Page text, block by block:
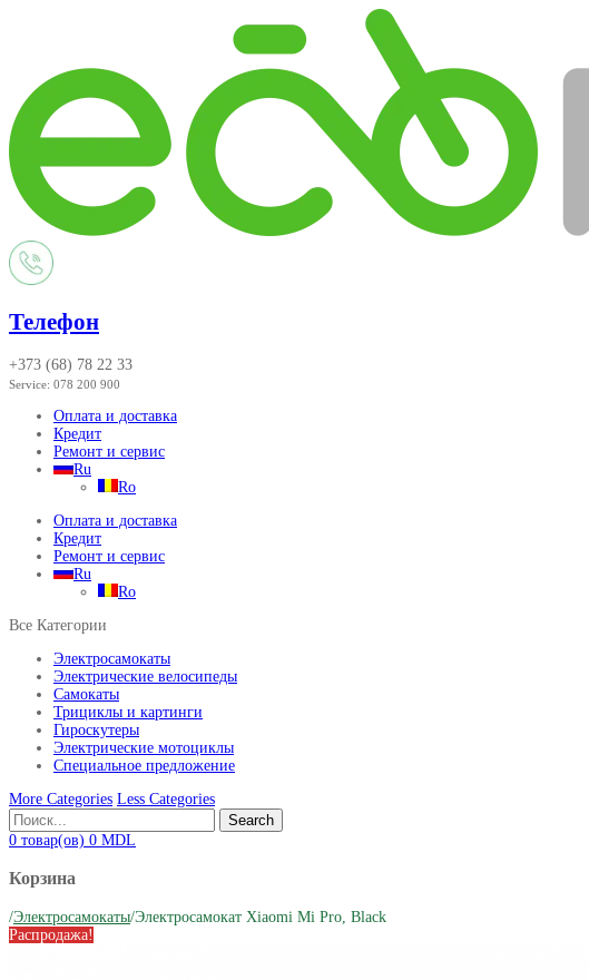
Телефон
+373 (68) 78 22 33
Service: 078 200 900
Оплата и доставка
Кредит
Ремонт и сервис
Ru
Ro
Оплата и доставка
Кредит
Ремонт и сервис
Ru
Ro
Все Категории
Электросамокаты
Электрические велосипеды
Самокаты
Трициклы и картинги
Гироскутеры
Электрические мотоциклы
Специальное предложение
More Categories Less Categories
Search
0 товар(ов) 0 MDL
Корзина
/Электросамокаты/Электросамокат Xiaomi Mi Pro, Black
Распродажа!